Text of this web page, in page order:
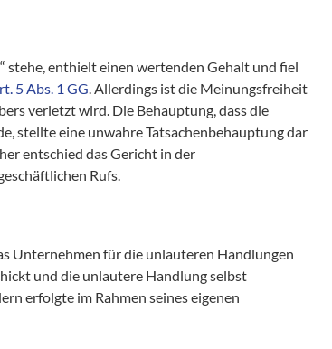
stehe, enthielt einen wertenden Gehalt und fiel
5 Abs. 1 GG. Allerdings ist die Meinungsfreiheit
verletzt wird. Die Behauptung, dass die
stellte eine unwahre Tatsachenbehauptung dar
entschied das Gericht in der
Rufs.
Unternehmen für die unlauteren Handlungen
und die unlautere Handlung selbst
erfolgte im Rahmen seines eigenen